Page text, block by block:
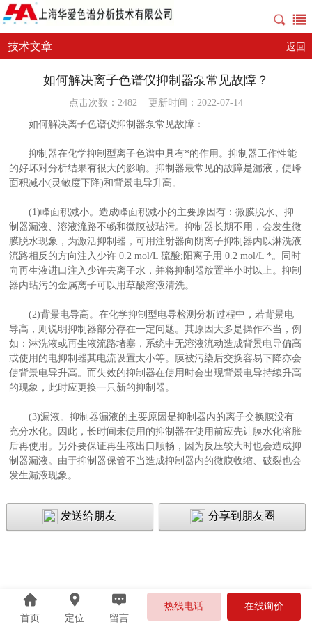
技术文章 返回
如何解决离子色谱仪抑制器泵常见故障？
点击次数：2482 更新时间：2022-07-14
如何解决离子色谱仪抑制器泵常见故障：
抑制器在化学抑制型离子色谱中具有*的作用。抑制器工作性能
的好坏对分析结果有很大的影响。抑制器最常见的故障是漏液，使峰
面积减小(灵敏度下降)和背景电导升高。
(1)峰面积减小。造成峰面积减小的主要原因有：微膜脱水、抑
制器漏液、溶液流路不畅和微膜被玷污。抑制器长期不用，会发生微
膜脱水现象，为激活抑制器，可用注射器向阴离子抑制器内以淋洗液
流路相反的方向注入少许 0.2 mol/L 硫酸;阳离子用 0.2 mol/L *。同时
向再生液进口注入少许去离子水，并将抑制器放置半小时以上。抑制
器内玷污的金属离子可以用草酸溶液清洗。
(2)背景电导高。在化学抑制型电导检测分析过程中，若背景电
导高，则说明抑制器部分存在一定问题。其原因大多是操作不当，例
如：淋洗液或再生液流路堵塞，系统中无溶液流动造成背景电导偏高
或使用的电抑制器其电流设置太小等。膜被污染后交换容易下降亦会
使背景电导升高。而失效的抑制器在使用时会出现背景电导持续升高
的现象，此时应更换一只新的抑制器。
(3)漏液。抑制器漏液的主要原因是抑制器内的离子交换膜没有
充分水化。因此，长时间未使用的抑制器在使用前应先让膜水化溶胀
后再使用。另外要保证再生液出口顺畅，因为反压较大时也会造成抑
制器漏液。由于抑制器保管不当造成抑制器内的微膜收缩、破裂也会
发生漏液现象。
发送给朋友 分享到朋友圈
首页 定位 留言
热线电话 在线询价